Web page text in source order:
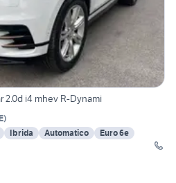
2.0d i4 mhev R-Dynami
)
Ibrida Automatico
Euro 6e